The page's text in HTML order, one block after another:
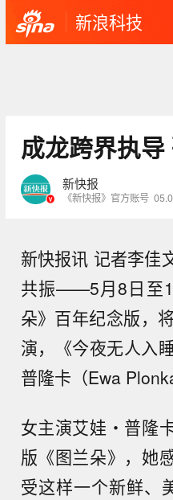
新浪科技
成龙跨界执
新快报
《新快报》官方账号
新快报讯 记者李佳
共振——5月8日至
朵》百年纪念版，
演，《今夜无人入
普隆卡（Ewa
女主演艾娃・普隆
版《图兰朵》，她
受这样一个新鲜、